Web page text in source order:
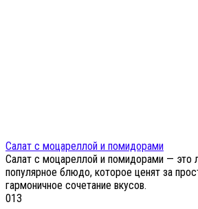
Салат с моцареллой и помидорами
Салат с моцареллой и помидорами — это
популярное блюдо, которое ценят за
гармоничное сочетание вкусов.
013